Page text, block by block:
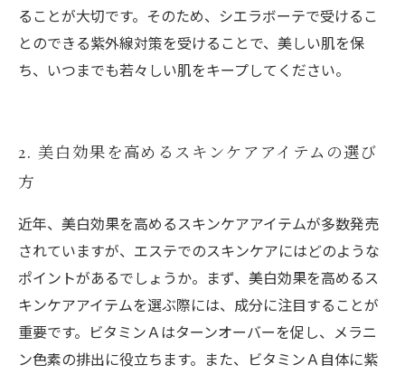
ることが大切です。そのため、シエラボーテで受けるこ
とのできる紫外線対策を受けることで、美しい肌を保
ち、いつまでも若々しい肌をキープしてください。
2. 美白効果を高めるスキンケアアイテムの選び
方
近年、美白効果を高めるスキンケアアイテムが多数発売
されていますが、エステでのスキンケアにはどのような
ポイントがあるでしょうか。まず、美白効果を高めるス
キンケアアイテムを選ぶ際には、成分に注目することが
重要です。ビタミンＡはターンオーバーを促し、メラニ
ン色素の排出に役立ちます。また、ビタミンＡ自体に紫